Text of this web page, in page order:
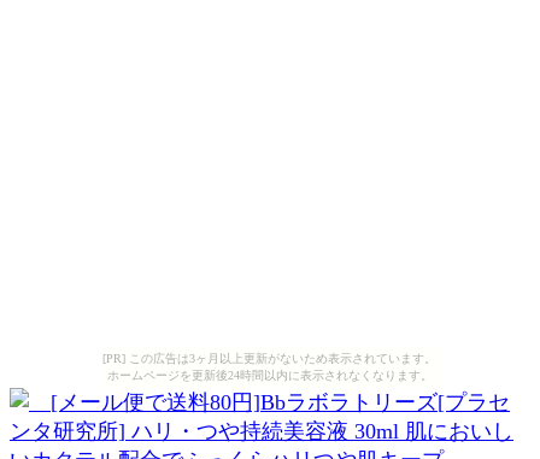
[PR] この広告は3ヶ月以上更新がないため表示されています。
ホームページを更新後24時間以内に表示されなくなります。